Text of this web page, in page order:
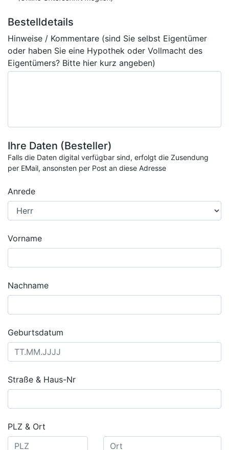
Bestelldetails
Hinweise / Kommentare (sind Sie selbst Eigentümer
oder haben Sie eine Hypothek oder Vollmacht des
Eigentümers? Bitte hier kurz angeben)
Ihre Daten (Besteller)
Falls die Daten digital verfügbar sind, erfolgt die Zusendung
per EMail, ansonsten per Post an diese Adresse
Anrede
Vorname
Nachname
Geburtsdatum
Straße & Haus-Nr
PLZ & Ort